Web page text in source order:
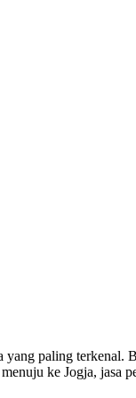
paling
ke Jogja, jasa